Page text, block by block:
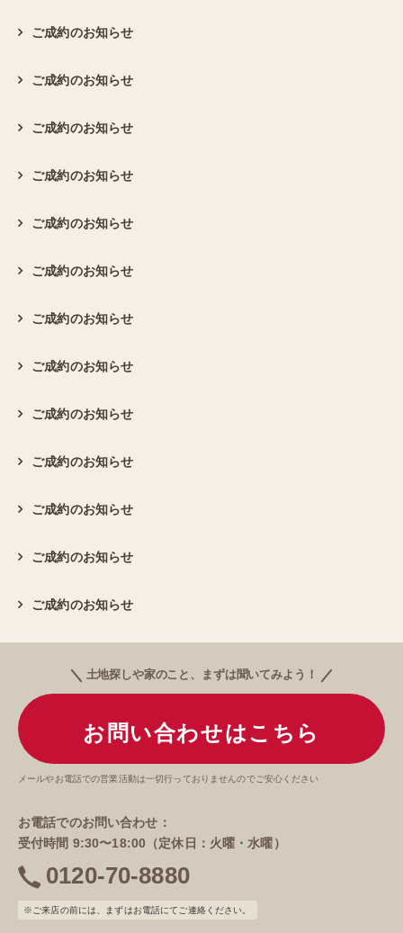
ご成約のお知らせ
ご成約のお知らせ
ご成約のお知らせ
ご成約のお知らせ
ご成約のお知らせ
ご成約のお知らせ
ご成約のお知らせ
ご成約のお知らせ
ご成約のお知らせ
ご成約のお知らせ
ご成約のお知らせ
ご成約のお知らせ
ご成約のお知らせ
土地探しや家のこと、まずは聞いてみよう！
お問い合わせはこちら
メールやお電話での営業活動は一切行っておりませんのでご安心ください
お電話でのお問い合わせ：
受付時間 9:30〜18:00（定休日：火曜・水曜）
電
話
0120-70-8880
※ご来店の前には、まずはお電話にてご連絡ください。